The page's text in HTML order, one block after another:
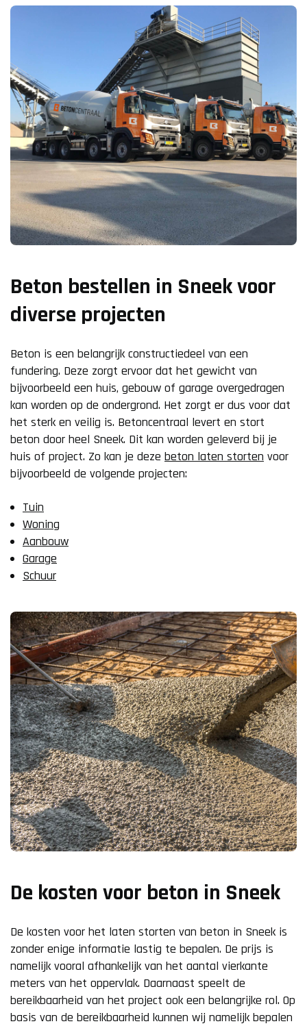
Beton bestellen in Sneek voor
diverse projecten
Beton is een belangrijk constructiedeel van een
fundering. Deze zorgt ervoor dat het gewicht van
bijvoorbeeld een huis, gebouw of garage overgedragen
kan worden op de ondergrond. Het zorgt er dus voor dat
het sterk en veilig is. Betoncentraal levert en stort
beton door heel Sneek. Dit kan worden geleverd bij je
huis of project. Zo kan je deze beton laten storten voor
bijvoorbeeld de volgende projecten:
Tuin
Woning
Aanbouw
Garage
Schuur
De kosten voor beton in Sneek
De kosten voor het laten storten van beton in Sneek is
zonder enige informatie lastig te bepalen. De prijs is
namelijk vooral afhankelijk van het aantal vierkante
meters van het oppervlak. Daarnaast speelt de
bereikbaarheid van het project ook een belangrijke rol. Op
basis van de bereikbaarheid kunnen wij namelijk bepalen